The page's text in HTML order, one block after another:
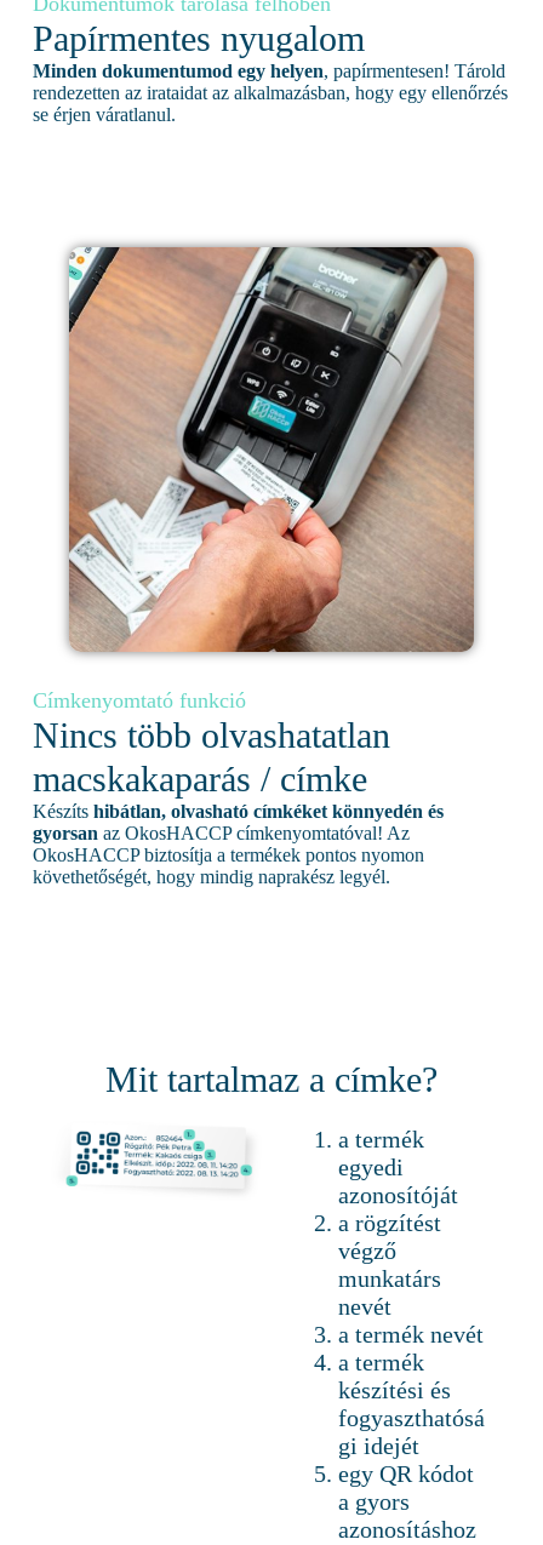
Papírmentes nyugalom
Minden dokumentumod egy helyen, papírmentesen! Tárold
rendezetten az irataidat az alkalmazásban, hogy egy ellenőrzés
se érjen váratlanul.
Címkenyomtató funkció
Nincs több olvashatatlan
macskakaparás / címke
Készíts hibátlan, olvasható címkéket könnyedén és
gyorsan az OkosHACCP címkenyomtatóval! Az
OkosHACCP biztosítja a termékek pontos nyomon
követhetőségét, hogy mindig naprakész legyél.
Mit tartalmaz a címke?
a termék
egyedi
azonosítóját
a rögzítést
végző
munkatárs
nevét
a termék nevét
a termék
készítési és
fogyaszthatósá
gi idejét
egy QR kódot
a gyors
azonosításhoz